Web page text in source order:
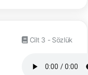
Cilt 3 - Sözlük